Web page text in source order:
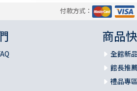
付款方式：
商品
全館新品
館長推
禮品專區